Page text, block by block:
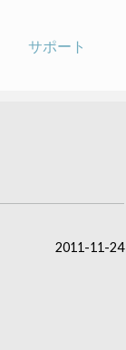
サポート
2011-11-24